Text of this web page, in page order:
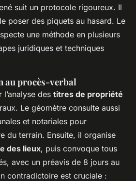
suit un protocole rigoureux. Il
poser des piquets au hasard. Le
une méthode en plusieurs
juridiques et techniques
au procès-verbal
des titres de propriété
Le géomètre consulte aussi
et notariales pour
du terrain. Ensuite, il organise
des lieux, puis convoque tous
avec un préavis de 8 jours au
contradictoire est cruciale :